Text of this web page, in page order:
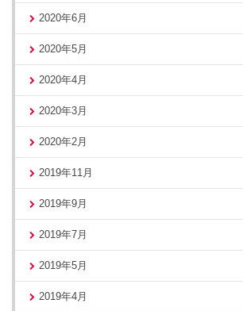
2020年6月
2020年5月
2020年4月
2020年3月
2020年2月
2019年11月
2019年9月
2019年7月
2019年5月
2019年4月